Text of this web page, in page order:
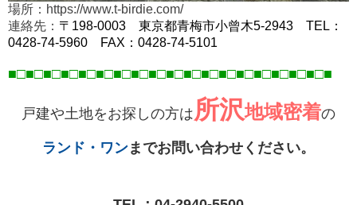
場所：https://www.t-birdie.com/
連絡先： 〒198-0003 東京都青梅市小曾木5-2943 TEL：
0428-74-5960 FAX：0428-74-5101
■□■□■□■□■□■□■□■□■□■□■□■□■□■□■□■□■□■□■
戸建や土地をお探しの方は 所沢地域密着の
ランド・ワンまでお問い合わせください。